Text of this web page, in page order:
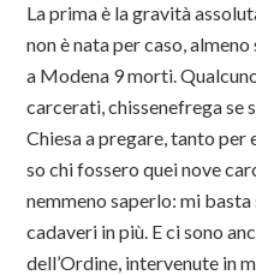
La prima è la gravità
non è nata per caso,
a Modena 9 morti.
carcerati, chissenefrega se
Chiesa a pregare, tanto per
so chi fossero quei nove
nemmeno saperlo: mi
cadaveri in più. E ci sono
dell’Ordine, intervenute in